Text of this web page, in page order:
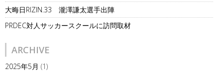
大晦日RIZIN.33 瀧澤謙太選手出陣
PRDEC対人サッカースクールに訪問取材
ARCHIVE
2025年5月 (1)